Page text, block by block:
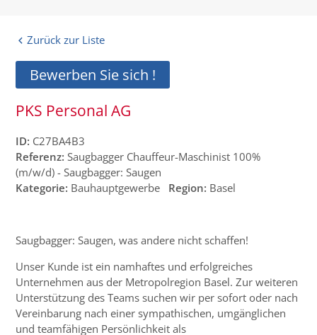
Zurück zur Liste
Bewerben Sie sich !
PKS Personal AG
ID: C27BA4B3
Referenz: Saugbagger Chauffeur-Maschinist 100%
(m/w/d) - Saugbagger: Saugen
Kategorie: Bauhauptgewerbe Region: Basel
Saugbagger: Saugen, was andere nicht schaffen!
Unser Kunde ist ein namhaftes und erfolgreiches
Unternehmen aus der Metropolregion Basel. Zur weiteren
Unterstützung des Teams suchen wir per sofort oder nach
Vereinbarung nach einer sympathischen, umgänglichen
und teamfähigen Persönlichkeit als